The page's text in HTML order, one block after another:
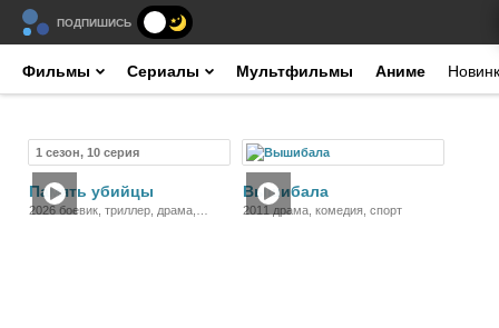
ПОДПИШИСЬ
Фильмы Сериалы Мультфильмы Аниме
1 сезон, 10 серия
Память убийцы
2026 боевик, триллер, драма,
Вышибала
2011 драма, комедия, спорт